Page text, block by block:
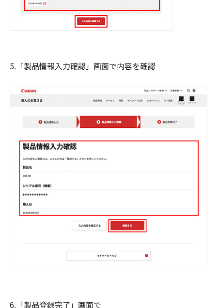
5.「製品情報入力確認」画面で内容を確認
6.「製品登録完了」画面で